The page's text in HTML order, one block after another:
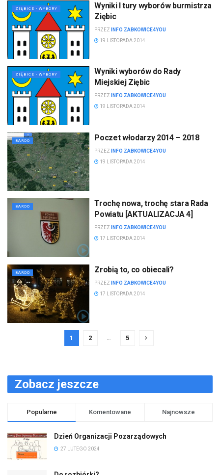
ZIĘBICE - WYBORY
Wyniki I tury wyborów burmistrza
Ziębic
PRZEZ
INFO ZABKOWICE4YOU
19 LISTOPADA 2014
ZIĘBICE - WYBORY
Wyniki wyborów do Rady
Miejskiej Ziębic
PRZEZ
INFO ZABKOWICE4YOU
19 LISTOPADA 2014
BARDO Poczet włodarzy 2014 – 2018
PRZEZ
INFO ZABKOWICE4YOU
19 LISTOPADA 2014
BARDO
Trochę nowa, trochę stara Rada
Powiatu [AKTUALIZACJA 4]
PRZEZ
INFO ZABKOWICE4YOU
17 LISTOPADA 2014
BARDO Zrobią to, co obiecali?
PRZEZ
INFO ZABKOWICE4YOU
17 LISTOPADA 2014
1 2 … 5
Zobacz jeszcze
Popularne Komentowane Najnowsze
Dzień Organizacji Pozarządowych
27 LUTEGO 2024